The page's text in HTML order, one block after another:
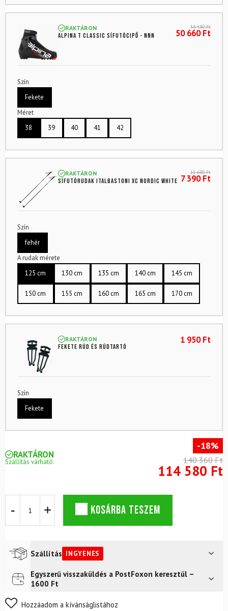
RAKTÁRON
ALPINA T Classic sífutócipő - NNN
58 480Ft
50 660Ft
Szín
Fekete
Méret
38
39 40 41 42
RAKTÁRON
Sífutórudak ITALBASTONI XC Nordic White
11 680Ft
7 390Ft
Szín
fehér
A rudak mérete
125 cm
130 cm 135 cm 140 cm 145 cm
150 cm 155 cm 160 cm 165 cm 170 cm
RAKTÁRON
Fekete rúd és rúdtartó
1 950Ft
Szín
Fekete
RAKTÁRON
Szállítás várható:
-18%
140 360 Ft
114 580 Ft
Perun
Alpina
Classic
+
KOSÁRBA TESZEM
Szállítás INGYENES
Futár a címreIngyenes
Egyszerű visszaküldés a PostFoxon keresztül –
1600 Ft
Nem biztos a választásában? Semmi gond – a terméket
Hozzáadom a kívánságlistához